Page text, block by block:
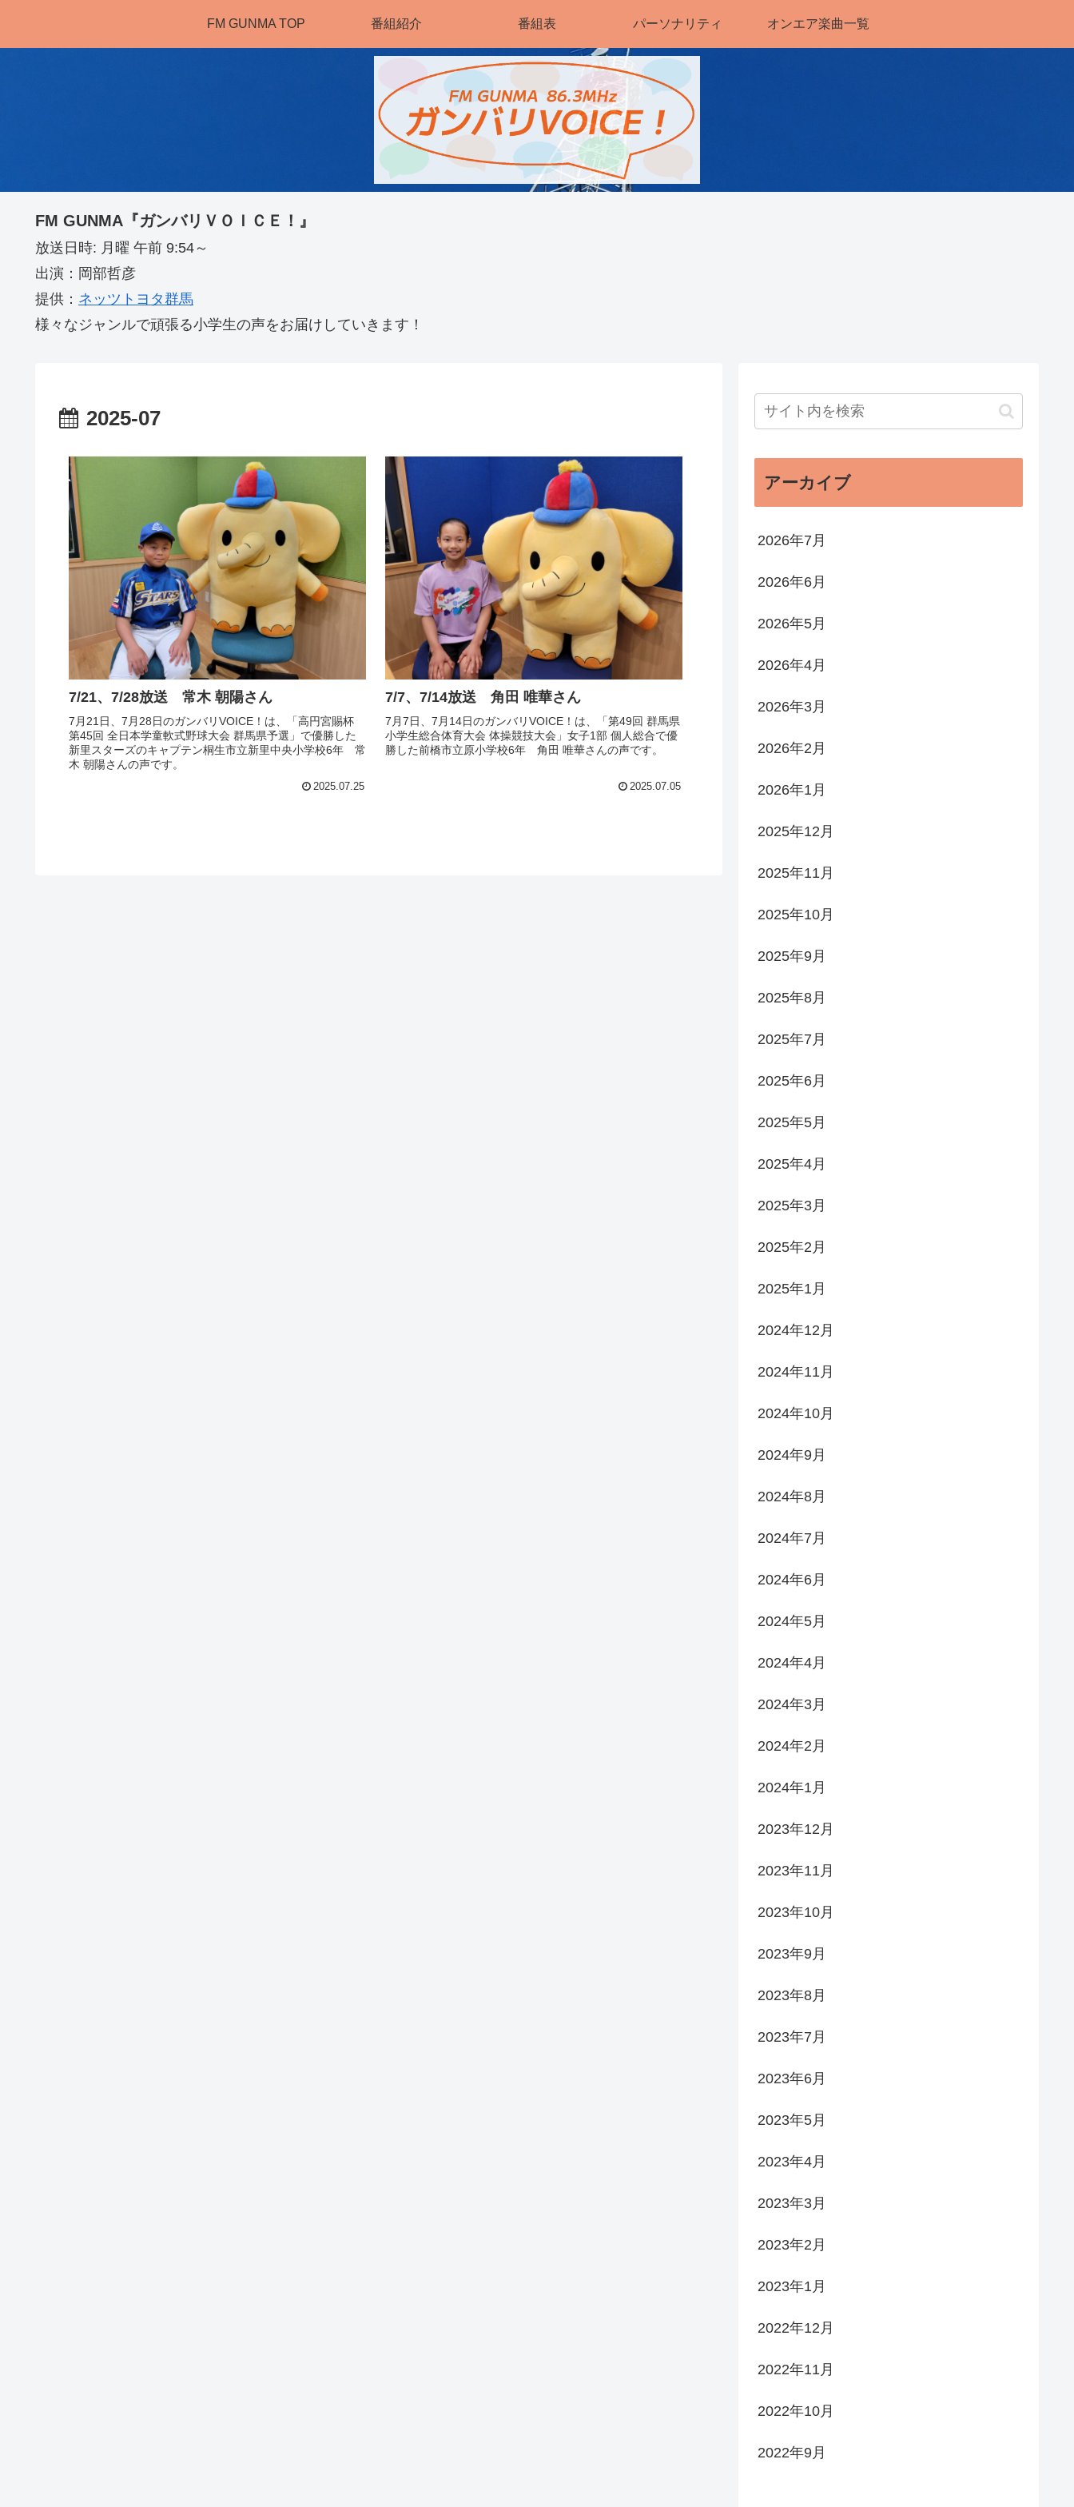
FM GUNMA TOP 番組紹介 番組表 パーソナリティ オンエア楽曲一覧
FM GUNMA『ガンバリＶＯＩＣＥ！』
放送日時: 月曜 午前 9:54～
出演：岡部哲彦
提供： ネッツトヨタ群馬
様々なジャンルで頑張る小学生の声をお届けしていきます！
2025-07
7/21、7/28放送 常木 朝陽さん
7月21日、7月28日のガンバリVOICE！は、「高円宮賜杯
第45回 全日本学童軟式野球大会 群馬県予選」で優勝した
新里スターズのキャプテン桐生市立新里中央小学校6年 常
木 朝陽さんの声です。
2025.07.25
7/7、7/14放送 角田 唯華さん
7月7日、7月14日のガンバリVOICE！は、「第49回 群馬県
小学生総合体育大会 体操競技大会」女子1部 個人総合で優
勝した前橋市立原小学校6年 角田 唯華さんの声です。
2025.07.05
アーカイブ
2026年7月
2026年6月
2026年5月
2026年4月
2026年3月
2026年2月
2026年1月
2025年12月
2025年11月
2025年10月
2025年9月
2025年8月
2025年7月
2025年6月
2025年5月
2025年4月
2025年3月
2025年2月
2025年1月
2024年12月
2024年11月
2024年10月
2024年9月
2024年8月
2024年7月
2024年6月
2024年5月
2024年4月
2024年3月
2024年2月
2024年1月
2023年12月
2023年11月
2023年10月
2023年9月
2023年8月
2023年7月
2023年6月
2023年5月
2023年4月
2023年3月
2023年2月
2023年1月
2022年12月
2022年11月
2022年10月
2022年9月